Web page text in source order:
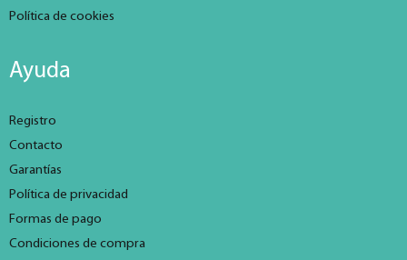
Política de cookies
Ayuda
Registro
Contacto
Garantías
Política de privacidad
Formas de pago
Condiciones de compra